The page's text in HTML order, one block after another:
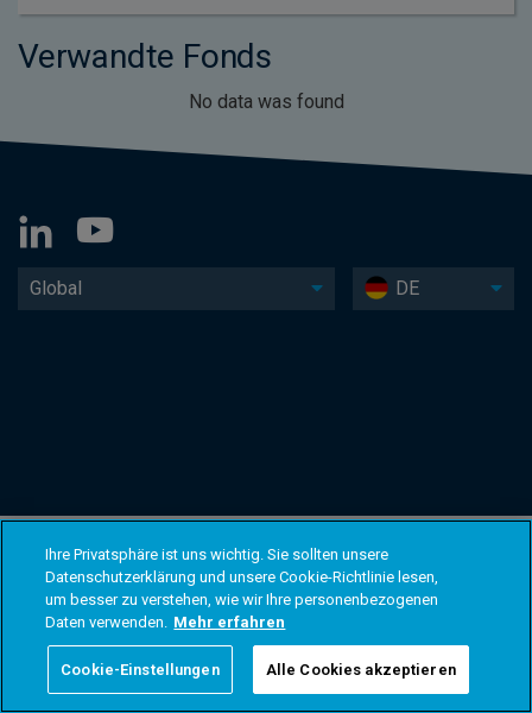
Verwandte Fonds
No data was found
Global DE
Ihre Privatsphäre ist uns wichtig. Sie sollten unsere
Datenschutzerklärung und unsere Cookie-Richtlinie lesen,
um besser zu verstehen, wie wir Ihre personenbezogenen
Daten verwenden. Mehr erfahren
Cookie-Einstellungen Alle Cookies akzeptieren